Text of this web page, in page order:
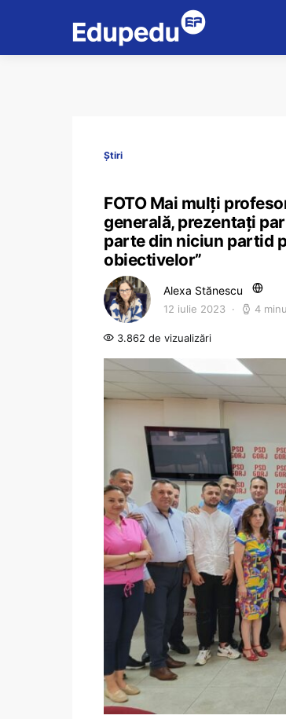
Știri
FOTO Mai mulți
generală, prezentați
parte din niciun partid
obiectivelor”
Alexa Stănescu
12 iulie 2023 4
3.862 de vizualizări